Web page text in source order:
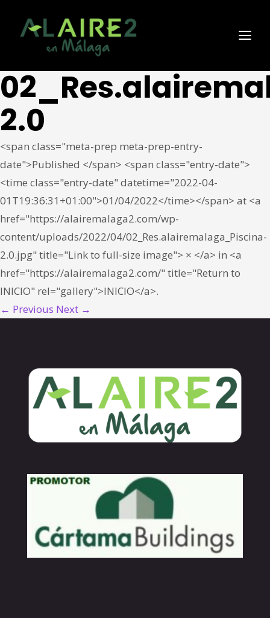
2.0
<span class="meta-prep meta-prep-entry-
date">Published </span> <span class="entry-date">
<time class="entry-date" datetime="2022-04-
01T19:36:31+01:00">01/04/2022</time></span> at <a
href="https://alairemalaga2.com/wp-
content/uploads/2022/04/02_Res.alairemalaga_Piscina-
2.0.jpg" title="Link to full-size image"> × </a> in <a
href="https://alairemalaga2.com/" title="Return to
INICIO" rel="gallery">INICIO</a>.
← Previous Next →